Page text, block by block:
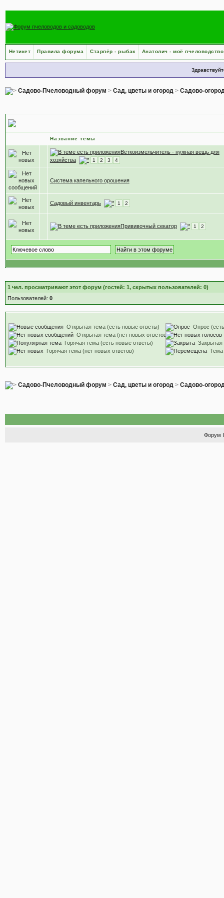
Нетикет Правила форума Старпёр - рыбак Анатолич - моё пчеловодство
Садово-Пчеловодный форум > Сад, цветы и огород> Садово-
Название темы
Веткоизмельчитель - нужная вещь для
хозяйства
1 2 3 4
Система капельного орошения
Садовый инвентарь 1 2
Прививочный секатор 1 2
1 чел. просматривают этот форум (гостей: 1, скрытых пользователей: 0)
Пользователей: 0
Открытая тема (есть новые ответы)
Открытая тема (нет новых ответов)
Горячая тема (есть новые ответы)
Горячая тема (нет новых ответов)
Опрос
Закрытая
Тема
Садово-Пчеловодный форум > Сад, цветы и огород> Садово-
Форум